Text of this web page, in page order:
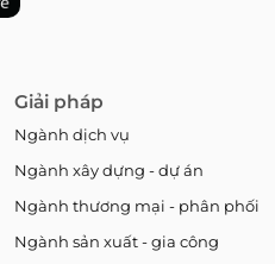
Giải pháp
Ngành dịch vụ
Ngành xây dựng - dự án
Ngành thương mại - phân phối
Ngành sản xuất - gia công